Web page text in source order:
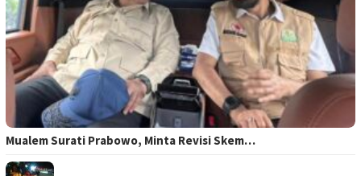
Mualem Surati Prabowo, Minta Revisi Skem…